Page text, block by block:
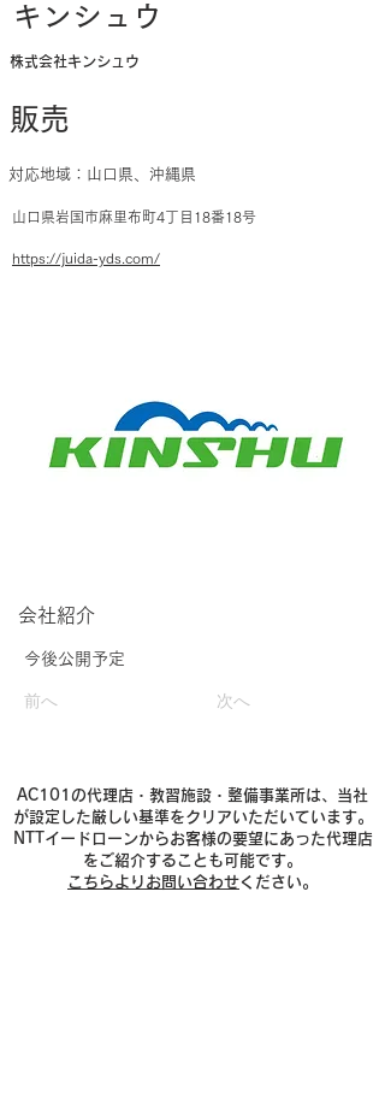
キンシュウ
株式会社キンシュウ
販売
対応地域：山口県、沖縄県
山口県岩国市麻里布町4丁目18番18号
https://juida-yds.com/
​会社紹介
今後公開予定
前へ 次へ
AC101の代理店・教習施設・整備事業所は、当社
が設定した厳しい基準をクリアいただいています。
NTTイードローンからお客様の要望にあった代理店
をご紹介することも可能です。
こちらよりお問い合わせください。